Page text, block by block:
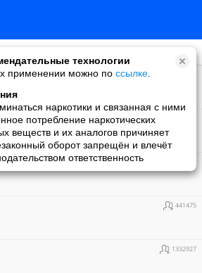
технологии
применении можно по ссылке
наркотики и связанная с ними
потребление наркотических
веществ и их аналогов причиняет
оборот запрещён и влечёт
ответственность
техника
441475
1332927